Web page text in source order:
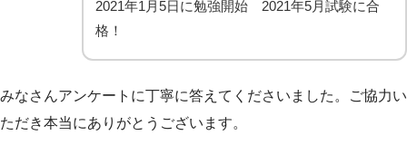
2021年1月5日に勉強開始 2021年5月試験に合
格！
みなさんアンケートに丁寧に答えてくださいました。ご協力い
ただき本当にありがとうございます。